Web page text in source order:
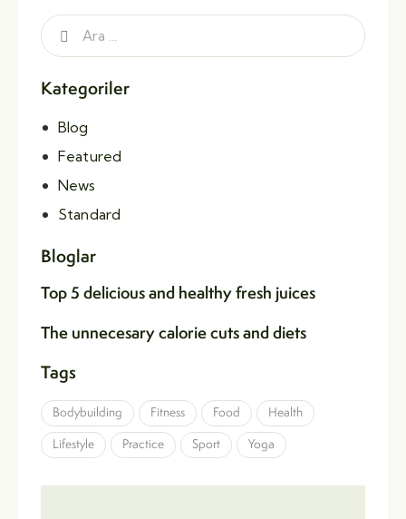
Kategoriler
Blog
Featured
News
Standard
Bloglar
Top 5 delicious and healthy fresh juices
The unnecesary calorie cuts and diets
Tags
Bodybuilding Fitness Food
Health
Lifestyle
Practice Sport Yoga